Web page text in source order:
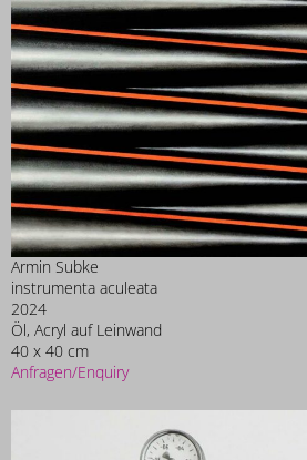
Armin Subke
instrumenta aculeata
2024
Öl, Acryl auf Leinwand
40 x 40 cm
Anfragen/Enquiry